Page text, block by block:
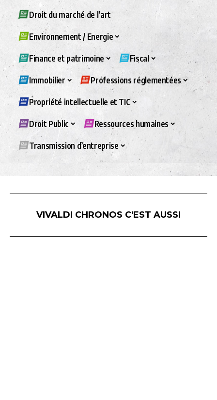
Droit du marché de l’art
Environnement / Energie
Finance et patrimoine Fiscal
Immobilier Professions réglementées
Propriété intellectuelle et TIC
Droit Public Ressources humaines
Transmission d’entreprise
VIVALDI CHRONOS C'EST AUSSI